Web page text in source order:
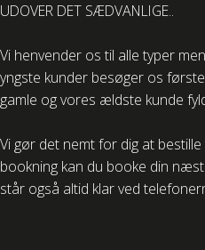
UDOVER DET SÆDVANLIGE..
Vi henvender os til alle typer
yngste kunder besøger os
gamle og vores ældste kunde
Vi gør det nemt for dig at
bookning kan du booke din
står også altid klar ved